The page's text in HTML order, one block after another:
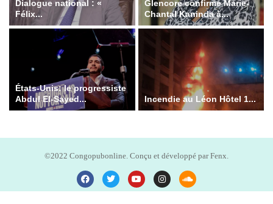
Dialogue national : «
Félix...
Glencore confirme Marie-
Chantal Kaninda à...
États-Unis: le progressiste
Abdul El-Sayed...
Incendie au Léon Hôtel 1...
©2022 Congopubonline. Conçu et développé par Fenx.